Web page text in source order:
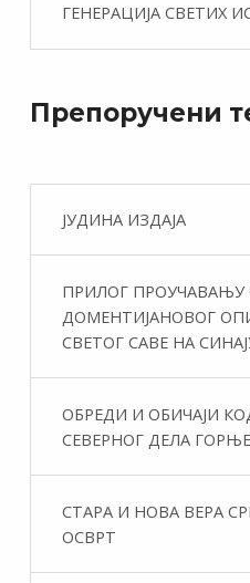
ГЕНЕРАЦИЈА СВЕТИХ
Препоручени
ЈУДИНА ИЗДАЈА
ПРИЛОГ ПРОУЧАВАЊУ
ДОМЕНТИЈАНОВОГ
СВЕТОГ САВЕ НА
ОБРЕДИ И ОБИЧАЈИ
СЕВЕРНОГ ДЕЛА
СТАРА И НОВА ВЕРА
ОСВРТ